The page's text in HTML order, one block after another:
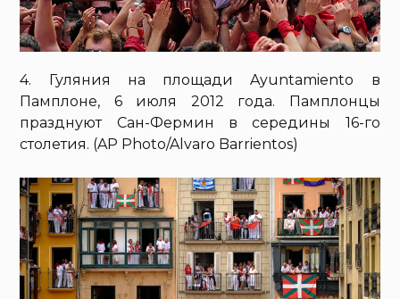
4. Гуляния на площади Ayuntamiento в
Памплоне, 6 июля 2012 года. Памплонцы
празднуют Сан-Фермин в середины 16-го
столетия. (AP Photo/Alvaro Barrientos)